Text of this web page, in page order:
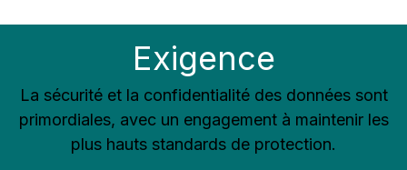
Exigence
La sécurité et la confidentialité des données sont
primordiales, avec un engagement à maintenir les
plus hauts standards de protection.